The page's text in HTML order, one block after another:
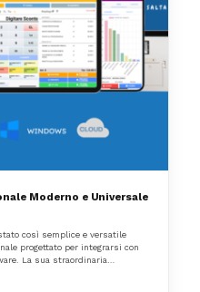
Moderno e Universale
così semplice e versatile
progettato per integrarsi con
La sua straordinaria